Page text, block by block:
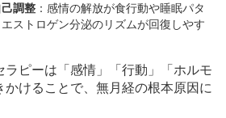
調整 ：感情の解放が食行動や睡眠パタ
ストロゲン分泌のリズムが回復しやす
ラピーは「感情」「行動」「ホルモ
かけることで、無月経の根本原因に